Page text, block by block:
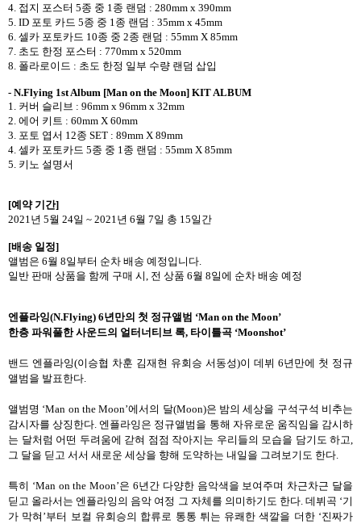
4. 접지 포스터 5종 중 1 종 랜덤 : 280mm x 390mm
5. ID 포토 카드 5종 중 1 종 랜덤 : 35mm x 45mm
6. 셀카 포토카드 10종 중 2종 랜덤 : 55mm X 85mm
7. 초도 한정 포스터 : 770mm x 520mm
8. 폴라로이드 : 초도 한정 일부 수량 랜덤 삽입
- N.Flying 1st Album [Man on the Moon] KIT ALBUM
1. 커버 슬리브 : 96mm x 96mm x 32mm
2. 에어 키트 : 60mm X 60mm
3. 포토 엽서 12종 SET : 89mm X 89mm
4. 셀카 포토카드 5종 중 1 종 랜덤 : 55mm X 85mm
5. 키노 설명서
[예약 기간]
2021 년 5월 24일 ~ 2021 년 6월 7일 총 15일간
[배송 일정]
앨범은 6월 8일부터 순차 배송 예정입니다
일반 판매 상품을 함께 구매 시 전 상품 6월 8일에 순차 배송 예정
엔플라잉(N.Flying) 6년만의 첫 정규앨범 ‘Man on the Moon’
한층 파워풀한 사운드의 얼터너티브 록, 타이틀곡 ‘Moonshot’
밴드 엔플라잉(이승협 차훈 김재현 유회승 서동성)이 데뷔 6년만에 첫 정규
앨범을 발표한다
앨범명 ‘Man on the Moon’에서의 달(Moon)은 밤의 세상을 구석구석 비추는
감시자를 상징한다 엔플라잉은 정규앨범을 통해 자유로운 움직임을 감시하
는 달처럼 어떤 두려움에 갇혀 점점 작아지는 우리들의 모습을 담기도 하고
그 달을 딛고 서서 새로운 세상을 향해 도약하는 내일을 그려보기도 한다
특히 ‘Man on the Moon’은 6년간 다양한 음악색을 보여주며 차근차근 달을
딛고 올라서는 엔플라잉의 음악 여정 그 자체를 의미하기도 한다. 데뷔곡 ‘기
가 막혀 ’부터 보컬 유회승의 합류로 통통 튀는 유쾌한 색깔을 더한‘진짜가